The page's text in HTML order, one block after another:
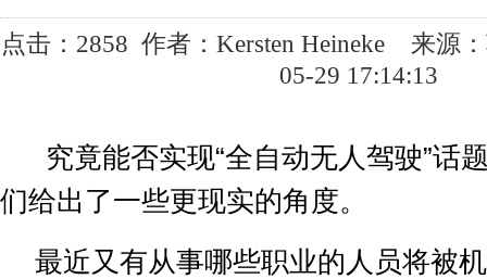
点击： 2858 作者：Kersten Heineke 来源
05-29 17:14:13
究竟能否实现“全自动无人驾驶”话
们给出了一些更现实的角度。
最近又有从事哪些职业的人员将被